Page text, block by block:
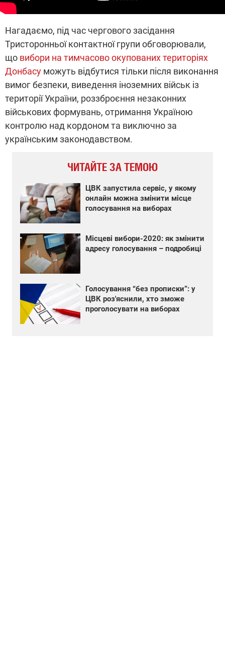
Нагадаємо, під час чергового засідання
Тристоронньої контактної групи обговорювали,
що вибори на тимчасово окупованих територіях
Донбасу можуть відбутися тільки після виконання
вимог безпеки, виведення іноземних військ із
території України, роззброєння незаконних
військових формувань, отримання Україною
контролю над кордоном та виключно за
українським законодавством.
ЧИТАЙТЕ ЗА ТЕМОЮ
ЦВК запустила сервіс, у якому
онлайн можна змінити місце
голосування на виборах
Місцеві вибори-2020: як змінити
адресу голосування – подробиці
Голосування “без прописки”: у
ЦВК роз'яснили, хто зможе
проголосувати на виборах